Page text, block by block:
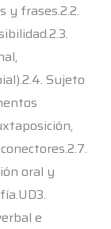
y frases.2.2.
Sujeto
oral y
e